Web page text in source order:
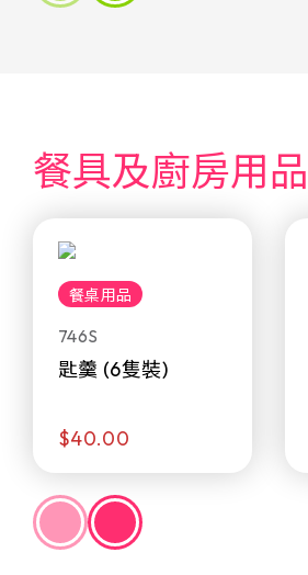
餐具及廚房用品
餐桌用品
746S
匙羹 (6隻裝)
$40.00